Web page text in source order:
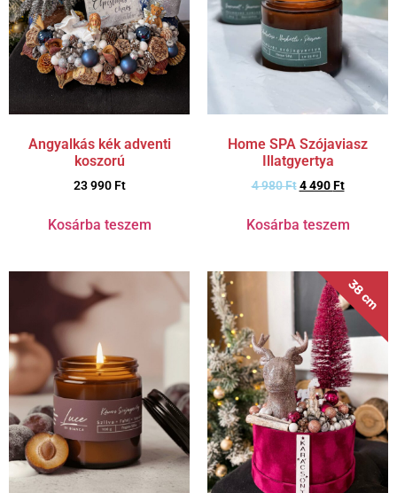
Angyalkás kék adventi
koszorú
23 990 Ft
Kosárba teszem
Home SPA Szójaviasz
Illatgyertya
4 980Ft 4 490Ft
Kosárba teszem
38 cm